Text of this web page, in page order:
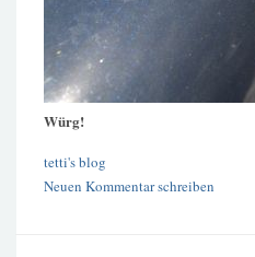
Würg!
tetti's blog
Neuen Kommentar schreiben